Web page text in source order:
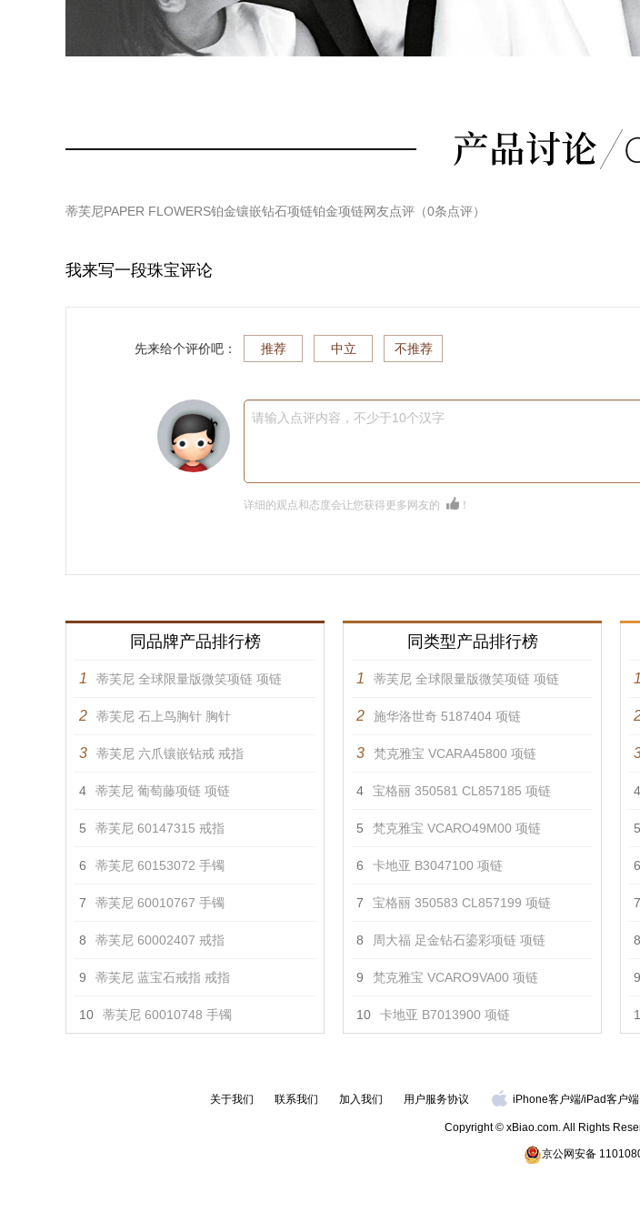
蒂芙尼PAPER FLOWERS铂金镶嵌钻石项链铂金项链网友点评（0条点评）
我来写一段珠宝评论
先来给个评价吧： 推荐 中立 不推荐
请输入点评内容，不少于10个汉字
详细的观点和态度会让您获得更多网友的 ！
同品牌产品排行榜
1 蒂芙尼 全球限量版微笑项链 项链
2 蒂芙尼 石上鸟胸针 胸针
3 蒂芙尼 六爪镶嵌钻戒 戒指
4 蒂芙尼 葡萄藤项链 项链
5 蒂芙尼 60147315 戒指
6 蒂芙尼 60153072 手镯
7 蒂芙尼 60010767 手镯
8 蒂芙尼 60002407 戒指
9 蒂芙尼 蓝宝石戒指 戒指
10 蒂芙尼 60010748 手镯
同类型产品排行榜
1 蒂芙尼 全球限量版微笑项链 项链
2 施华洛世奇 5187404 项链
3 梵克雅宝 VCARA45800 项链
4 宝格丽 350581 CL857185 项链
5 梵克雅宝 VCARO49M00 项链
6 卡地亚 B3047100 项链
7 宝格丽 350583 CL857199 项链
8 周大福 足金钻石鎏彩项链 项链
9 梵克雅宝 VCARO9VA00 项链
10 卡地亚 B7013900 项链
1
4
5
6
7
8
9
关于我们 联系我们 加入我们 用户服务协议 iPhone客户端/iPad客户端
Copyright © xBiao.com. All Rights
京公网安备